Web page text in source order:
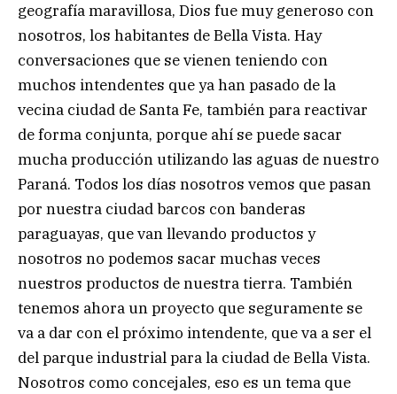
geografía maravillosa, Dios fue muy generoso con
nosotros, los habitantes de Bella Vista. Hay
conversaciones que se vienen teniendo con
muchos intendentes que ya han pasado de la
vecina ciudad de Santa Fe, también para reactivar
de forma conjunta, porque ahí se puede sacar
mucha producción utilizando las aguas de nuestro
Paraná. Todos los días nosotros vemos que pasan
por nuestra ciudad barcos con banderas
paraguayas, que van llevando productos y
nosotros no podemos sacar muchas veces
nuestros productos de nuestra tierra. También
tenemos ahora un proyecto que seguramente se
va a dar con el próximo intendente, que va a ser el
del parque industrial para la ciudad de Bella Vista.
Nosotros como concejales, eso es un tema que